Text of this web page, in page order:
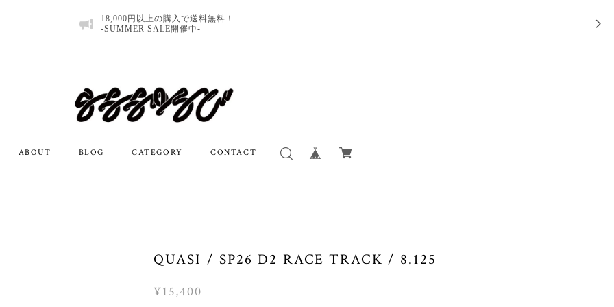
18,000円以上の購入で送料無料！
-SUMMER SALE開催中-
ABOUT BLOG CATEGORY CONTACT
QUASI / SP26 D2 RACE TRACK / 8.125
¥15,400